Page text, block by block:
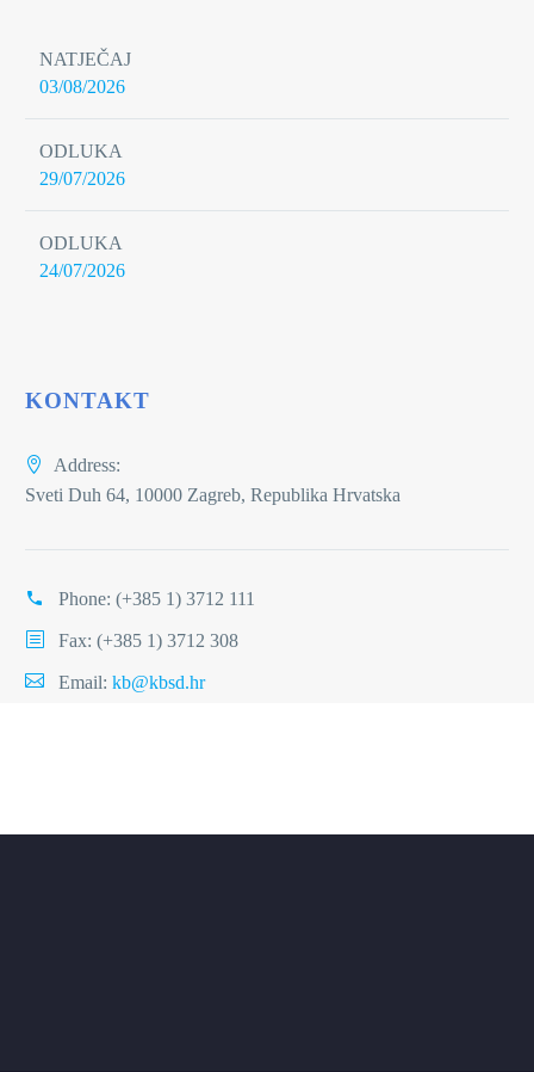
NATJEČAJ
03/08/2026
ODLUKA
29/07/2026
ODLUKA
24/07/2026
KONTAKT
Address:
Sveti Duh 64, 10000 Zagreb, Republika Hrvatska
Phone: (+385 1) 3712 111
Fax: (+385 1) 3712 308
Email: kb@kbsd.hr